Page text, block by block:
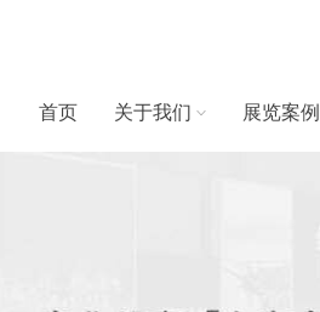
首页 关于我们 展览案例